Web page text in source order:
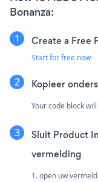
Bonanza:
Create a Free
Start for free now
Kopieer
Your code block
Sluit Product
vermelding
1. open uw